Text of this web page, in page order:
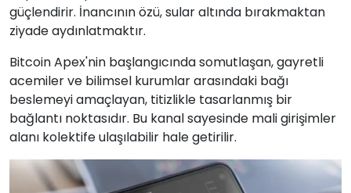
güçlendirir. İnancının özü, sular altında bırakmaktan
ziyade aydınlatmaktır.
Bitcoin Apex'nin başlangıcında somutlaşan, gayretli
acemiler ve bilimsel kurumlar arasındaki bağı
beslemeyi amaçlayan, titizlikle tasarlanmış bir
bağlantı noktasıdır. Bu kanal sayesinde mali girişimler
alanı kolektife ulaşılabilir hale getirilir.